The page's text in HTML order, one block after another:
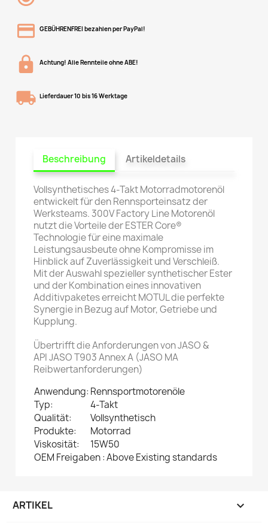
GEBÜHRENFREI bezahlen per PayPal!
Achtung! Alle Rennteile ohne ABE!
Lieferdauer 10 bis 16 Werktage
Beschreibung Artikeldetails
Vollsynthetisches 4-Takt Motorradmotorenöl
entwickelt für den Rennsporteinsatz der
Werksteams. 300V Factory Line Motorenöl
nutzt die Vorteile der ESTER Core®
Technologie für eine maximale
Leistungsausbeute ohne Kompromisse im
Hinblick auf Zuverlässigkeit und Verschleiß.
Mit der Auswahl spezieller synthetischer Ester
und der Kombination eines innovativen
Additivpaketes erreicht MOTUL die perfekte
Synergie in Bezug auf Motor, Getriebe und
Kupplung.
Übertrifft die Anforderungen von JASO &
API JASO T903 Annex A (JASO MA
Reibwertanforderungen)
Anwendung: Rennsportmotorenöle
Typ:
4-Takt
Qualität:
Vollsynthetisch
Produkte:
Motorrad
Viskosität:
15W50
OEM Freigaben : Above Existing standards
ARTIKEL 